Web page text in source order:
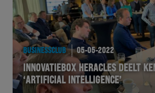
Futsal
eSports
Academie
BUSINESSCLUB 05-05-2022
INNOVATIEBOX HERACLES DEELT
‘ARTIFICIAL INTELLIGENCE’